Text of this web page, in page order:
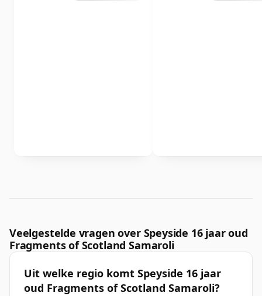
Veelgestelde vragen over Speyside 16 jaar oud
Fragments of Scotland Samaroli
Uit welke regio komt Speyside 16 jaar
oud Fragments of Scotland Samaroli?